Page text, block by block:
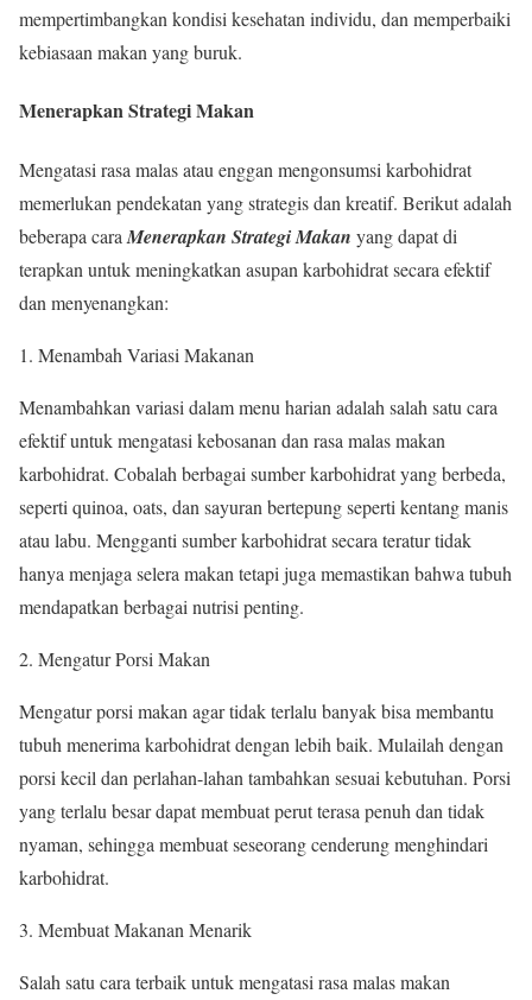
mempertimbangkan kondisi kesehatan individu, dan memperbaiki
kebiasaan makan yang buruk.
Menerapkan Strategi Makan
Mengatasi rasa malas atau enggan mengonsumsi karbohidrat
memerlukan pendekatan yang strategis dan kreatif. Berikut adalah
beberapa cara Menerapkan Strategi Makan yang dapat di
terapkan untuk meningkatkan asupan karbohidrat secara efektif
dan menyenangkan:
1. Menambah Variasi Makanan
Menambahkan variasi dalam menu harian adalah salah satu cara
efektif untuk mengatasi kebosanan dan rasa malas makan
karbohidrat. Cobalah berbagai sumber karbohidrat yang berbeda,
seperti quinoa, oats, dan sayuran bertepung seperti kentang manis
atau labu. Mengganti sumber karbohidrat secara teratur tidak
hanya menjaga selera makan tetapi juga memastikan bahwa tubuh
mendapatkan berbagai nutrisi penting.
2. Mengatur Porsi Makan
Mengatur porsi makan agar tidak terlalu banyak bisa membantu
tubuh menerima karbohidrat dengan lebih baik. Mulailah dengan
porsi kecil dan perlahan-lahan tambahkan sesuai kebutuhan. Porsi
yang terlalu besar dapat membuat perut terasa penuh dan tidak
nyaman, sehingga membuat seseorang cenderung menghindari
karbohidrat.
3. Membuat Makanan Menarik
Salah satu cara terbaik untuk mengatasi rasa malas makan